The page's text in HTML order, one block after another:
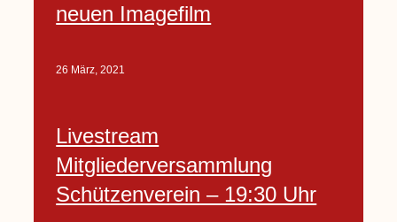
neuen Imagefilm
26 März, 2021
Livestream
Mitgliederversammlung
Schützenverein – 19:30 Uhr